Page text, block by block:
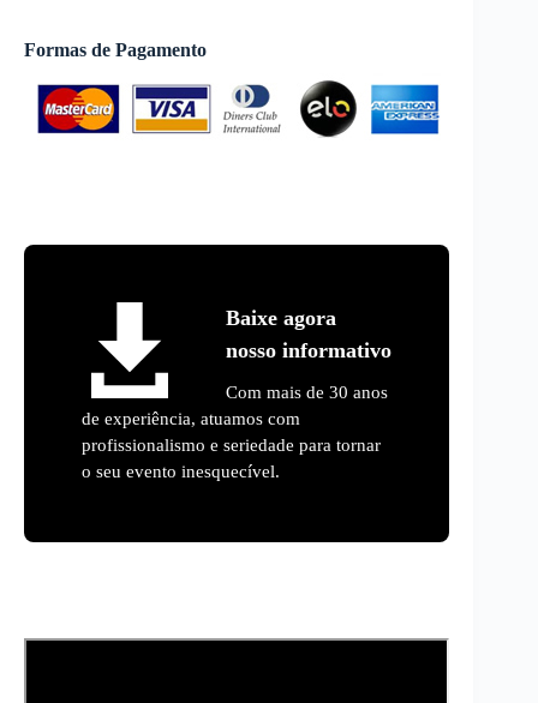
Formas de Pagamento
Baixe agora
nosso informativo
Com mais de 30 anos
de experiência, atuamos com
profissionalismo e seriedade para tornar
o seu evento inesquecível.